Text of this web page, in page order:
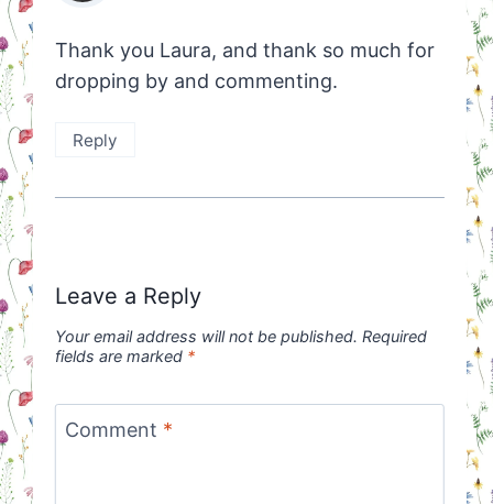
Thank you Laura, and thank so much for
dropping by and commenting.
Reply
Leave a Reply
Your email address will not be published. Required
fields are marked *
Comment *